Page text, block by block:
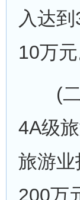
入达
10万元
(二)
4A级
旅游
200万